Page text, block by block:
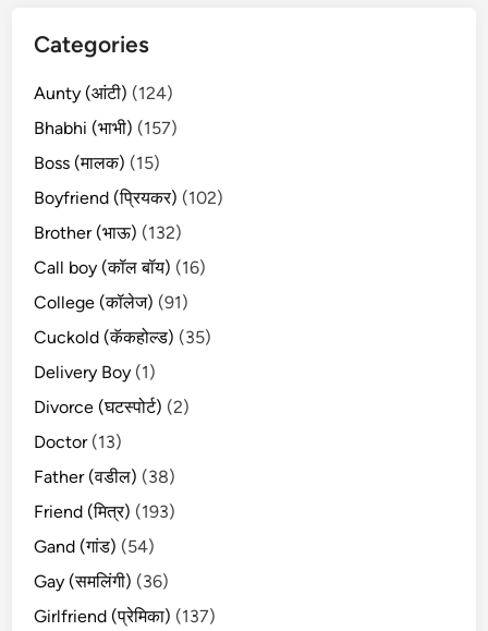
Categories
Aunty (आंटी) (124)
Bhabhi (भाभी) (157)
Boss (मालक) (15)
Boyfriend (प्रियकर) (102)
Brother (भाऊ) (132)
Call boy (कॉल बॉय) (16)
College (कॉलेज) (91)
Cuckold (कॅकहोल्ड) (35)
Delivery Boy (1)
Divorce (घटस्पोर्ट) (2)
Doctor(13)
Father (वडील) (38)
Friend (मित्र) (193)
Gand (गांड) (54)
Gay (समलिंगी) (36)
Girlfriend (प्रेमिका) (137)